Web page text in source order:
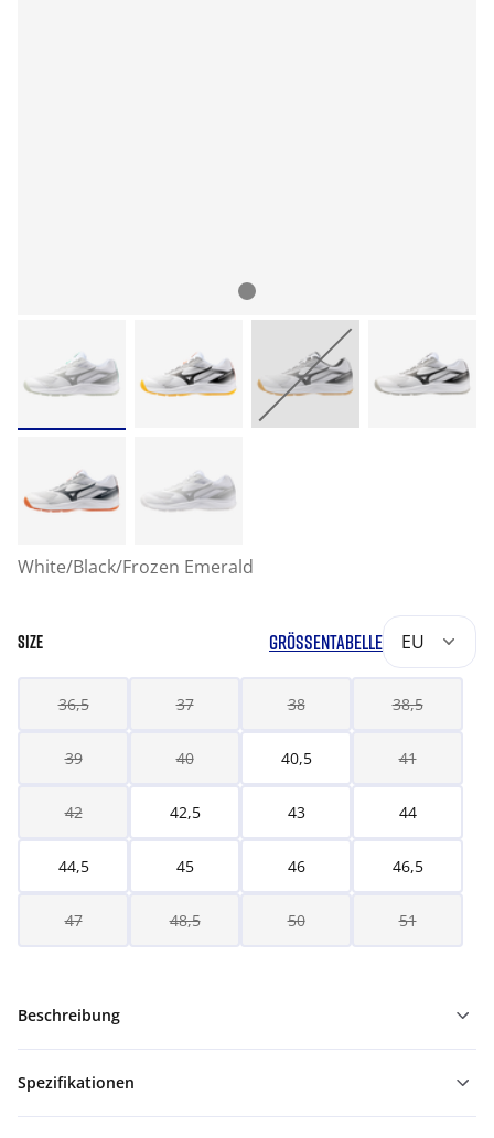
White/Black/Frozen Emerald
SIZE GRÖSSENTABELLE EU
36,5 37 38 38,5
39 40 40,5 41
42 42,5 43 44
44,5 45 46 46,5
47 48,5 50 51
Beschreibung
Spezifikationen